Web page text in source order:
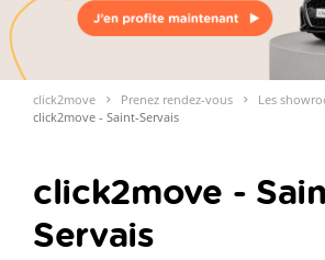
click2move Prenez rendez-vous
Les
click2move - Saint-Servais
click2move -
Servais